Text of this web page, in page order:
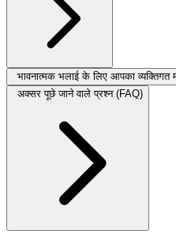
भावनात्मक भलाई के लिए आपका व्यक्तिगत
अक्सर पूछे जाने वाले प्रश्न (FAQ)